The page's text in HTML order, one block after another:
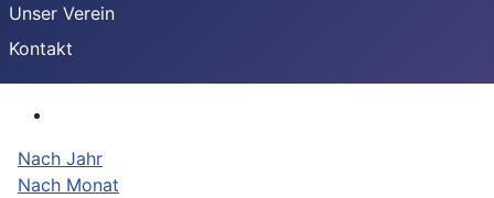
Unser Verein
Kontakt
Nach Jahr
Nach Monat